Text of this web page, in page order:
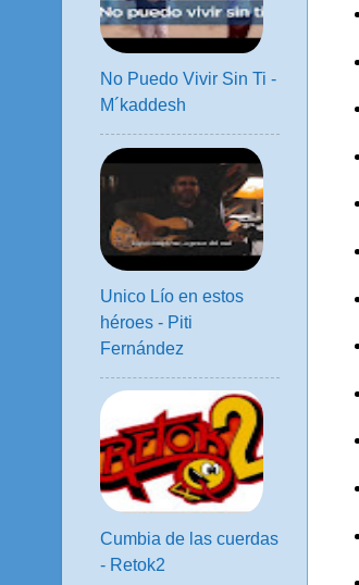
No Puedo Vivir Sin Ti -
M´kaddesh
Unico Lío en estos
héroes - Piti
Fernández
Cumbia de las cuerdas
- Retok2